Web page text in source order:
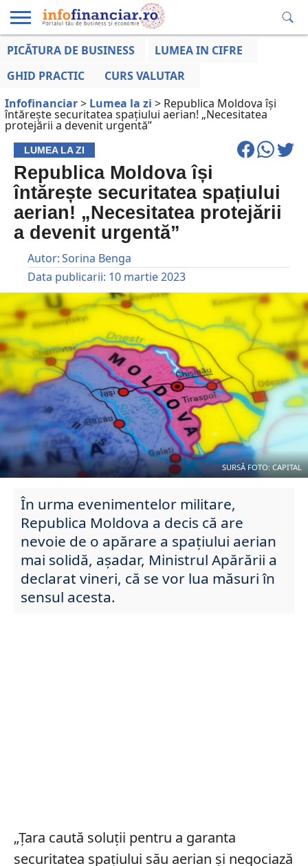
EDUCAȚIE
LA ZI
AFACERILOR
PICĂTURA DE BUSINESS
LUMEA IN CIFRE
GHID PRACTIC
CURS VALUTAR
Infofinanciar> Lumea la zi > Republica Moldova își
întărește securitatea spațiului aerian! „Necesitatea
protejării a devenit urgentă”
LUMEA LA ZI
Republica Moldova își
întărește securitatea spațiului
aerian! „Necesitatea protejării
a devenit urgentă”
Autor:Sorina Benga
Data publicarii: 10 martie 2023
SURSĂ FOTO: CAPITAL
În urma evenimentelor militare,
Republica Moldova a decis că are
nevoie de o apărare a spațiului aerian
mai solidă, așadar, Ministrul Apărării a
declarat vineri, că se vor lua măsuri în
sensul acesta.
„Țara caută soluţii pentru a garanta
securitatea spaţiului său aerian şi negociază